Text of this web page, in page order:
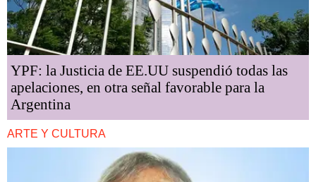
YPF: la Justicia de EE.UU suspendió todas las
apelaciones, en otra señal favorable para la
Argentina
ARTE Y CULTURA